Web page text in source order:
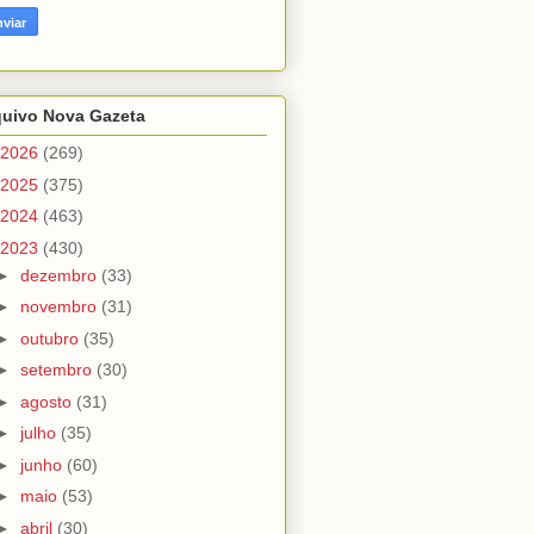
Nova Gazeta
2026 (269)
2025 (375)
2024 (463)
2023 (430)
dezembro (33)
novembro (31)
outubro (35)
setembro (30)
agosto (31)
julho (35)
junho (60)
maio (53)
abril (30)